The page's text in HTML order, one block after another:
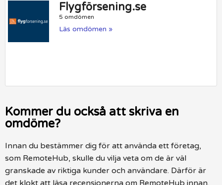
Flygförsening.se
5 omdömen
Läs omdömen »
Kommer du också att skriva en
omdöme?
Innan du bestämmer dig för att använda ett företag,
som RemoteHub, skulle du vilja veta om de är väl
granskade av riktiga kunder och användare. Därför är
det klokt att läsa recensionerna om RemoteHub innan.